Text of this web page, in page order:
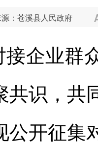
源：苍溪县人民政府
接企业群
共识，共
公开征集